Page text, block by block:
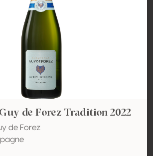
de Forez Tradition 2022
de Forez